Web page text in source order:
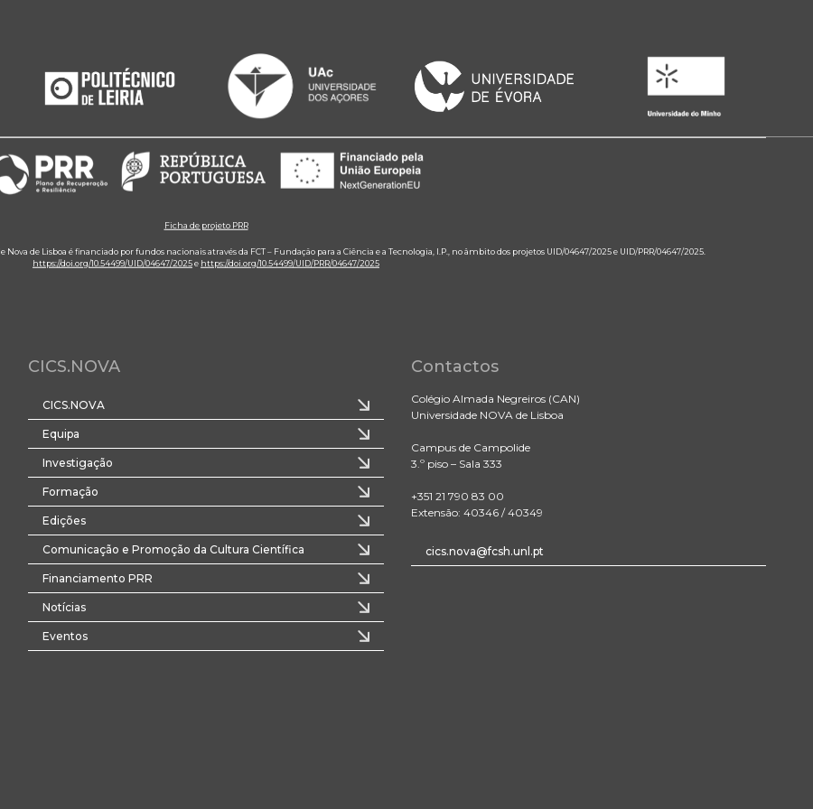
Ficha de projeto PRR
de Lisboa é financiado por fundos nacionais através da FCT – Fundação para a Ciência e a Tecnologia, I.P., no âmbito dos projetos UID/04647/2025 e UID/PRR/04647/2025.
https://doi.org/10.54499/UID/04647/2025e https://doi.org/10.54499/UID/PRR/04647/2025
CICS.NOVA
CICS.NOVA
Equipa
Investigação
Formação
Edições
Comunicação e Promoção da Cultura Científica
Financiamento PRR
Notícias
Eventos
Contactos
Colégio Almada Negreiros (CAN)
Universidade NOVA de Lisboa
Campus de Campolide
3.º piso – Sala 333
+351 21 790 83 00
Extensão: 40346 / 40349
cics.nova@fcsh.unl.pt